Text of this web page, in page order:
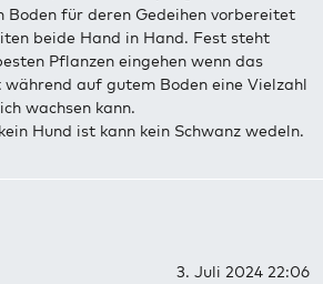
Boden für deren Gedeihen vorbereitet
beide Hand in Hand. Fest steht
Pflanzen eingehen wenn das
auf gutem Boden eine Vielzahl
wachsen kann.
Hund ist kann kein Schwanz wedeln.
3. Juli 2024 22:06